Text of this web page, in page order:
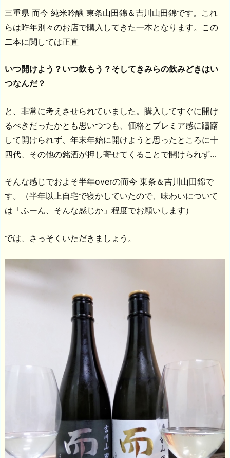
三重県 而今 純米吟醸 東条山田錦＆吉川山田錦です。これ
らは昨年別々のお店で購入してきた一本となります。この
二本に関しては正直
いつ開けよう？いつ飲もう？そしてきみらの飲みどきはい
つなんだ？
と、非常に考えさせられていました。購入してすぐに開け
るべきだったかとも思いつつも、価格とプレミア感に躊躇
して開けられず、年末年始に開けようと思ったところに十
四代、その他の銘酒が押し寄せてくることで開けられず…
そんな感じでおよそ半年overの而今 東条＆吉川山田錦で
す。（半年以上自宅で寝かしていたので、味わいについて
は「ふーん、そんな感じか」程度でお願いします）
では、さっそくいただきましょう。